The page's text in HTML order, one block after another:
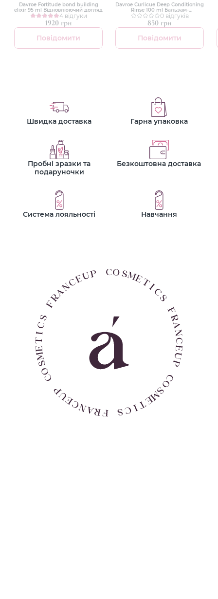
Davroe Fortitude bond building
elixir 95 ml Відновлюючий догляд
4 відгуки
1920 грн
Повідомити
Davroe Curlicue Deep Conditioning
Rinse 100 ml Бальзам-
ополічскувач для глибокого
кондиціонування
0 відгуків
850 грн
Повідомити
Швидка доставка Гарна упаковка
Пробні зразки та
подаруночки
Безкоштовна доставка
Система лояльності Навчання